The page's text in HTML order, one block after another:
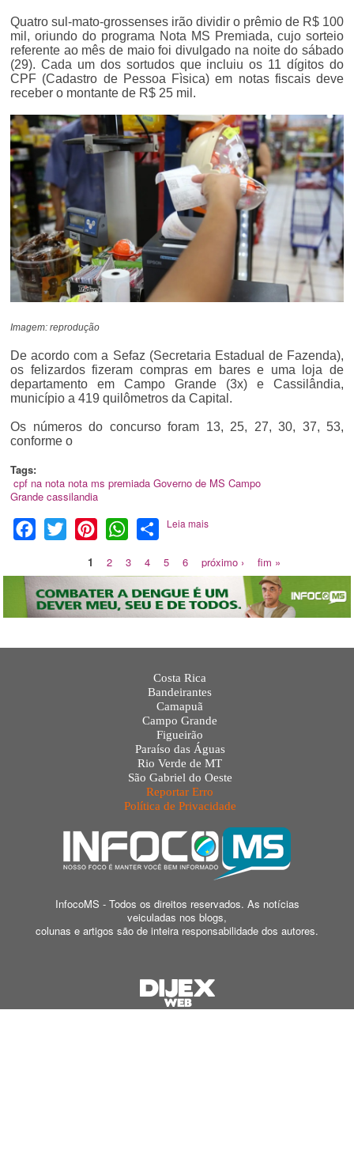
Quatro sul-mato-grossenses irão dividir o prêmio de R$ 100
mil, oriundo do programa Nota MS Premiada, cujo sorteio
referente ao mês de maio foi divulgado na noite do sábado
(29). Cada um dos sortudos que incluiu os 11 dígitos do
CPF (Cadastro de Pessoa Fìsica) em notas fiscais deve
receber o montante de R$ 25 mil.
Imagem: reprodução
De acordo com a Sefaz (Secretaria Estadual de Fazenda),
os felizardos fizeram compras em bares e uma loja de
departamento em Campo Grande (3x) e Cassilândia,
município a 419 quilômetros da Capital.
Os números do concurso foram 13, 25, 27, 30, 37, 53,
conforme o
Tags:
cpf na nota nota ms premiada Governo de MS Campo
Grande cassilandia
Facebook
Twitter PinterestWhatsApp
Share
Leia mais
1 2 3 4 5 6 próximo › fim »
Costa Rica
Bandeirantes
Camapuã
Campo Grande
Figueirão
Paraíso das Águas
Rio Verde de MT
São Gabriel do Oeste
Reportar Erro
Política de Privacidade
InfocoMS - Todos os direitos reservados. As notícias
veiculadas nos blogs,
colunas e artigos são de inteira responsabilidade dos autores.